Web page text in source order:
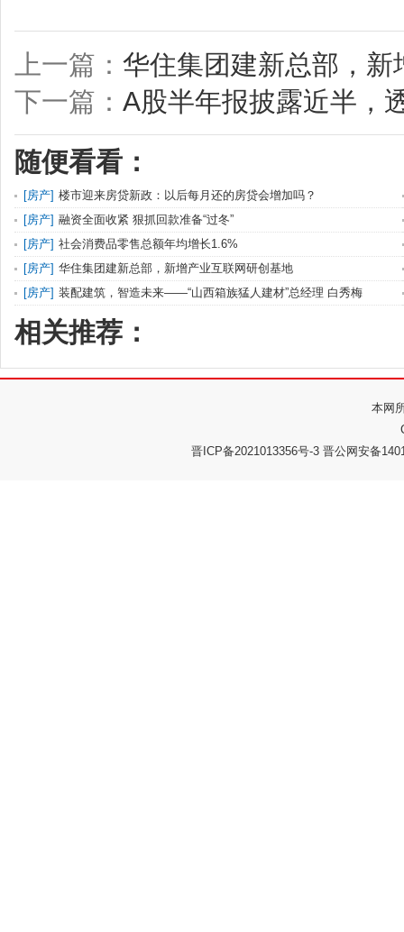
上一篇： 华住集团建新总部，
下一篇： A股半年报披露近半，
随便看看：
[房产] 楼市迎来房贷新政：以后每月还的房贷会增加吗？
[房产] 融资全面收紧 狠抓回款准备“过冬”
[房产] 社会消费品零售总额年均增长1.6%
[房产] 华住集团建新总部，新增产业互联网研创基地
[房产] 装配建筑，智造未来——“山西箱族猛人建材”总经理 白秀梅
相关推荐：
本网
晋ICP备2021013356号-3 晋公网安备